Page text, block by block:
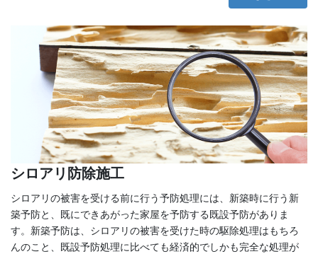
シロアリ防除施工
シロアリの被害を受ける前に行う予防処理には、新築時に行う新
築予防と、既にできあがった家屋を予防する既設予防がありま
す。新築予防は、シロアリの被害を受けた時の駆除処理はもちろ
んのこと、既設予防処理に比べても経済的でしかも完全な処理が